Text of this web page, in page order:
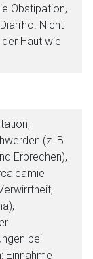
Obstipation,
Nicht
Haut wie
(z. B.
Erbrechen),
bei
Einnahme